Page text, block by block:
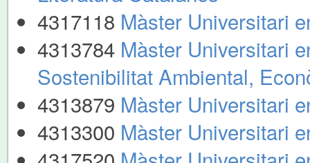
4317118 Màster Universitari
4313784 Màster Universitari
Sostenibilitat Ambiental,
4313879 Màster Universitari
4313300 Màster Universitari